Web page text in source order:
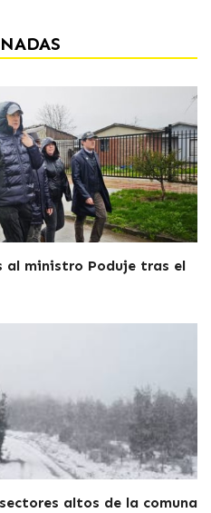
al ministro Poduje tras el
altos de la comuna